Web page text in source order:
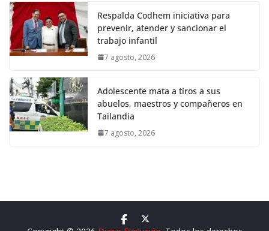
Respalda Codhem iniciativa para
prevenir, atender y sancionar el
trabajo infantil
7 agosto, 2026
Adolescente mata a tiros a sus
abuelos, maestros y compañeros en
Tailandia
7 agosto, 2026